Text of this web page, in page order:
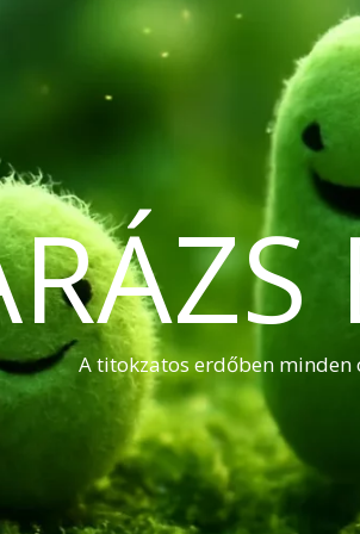
A titokzatos erdőben minden